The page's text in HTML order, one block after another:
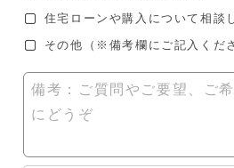
住宅ローンや購入について相談
その他
（※備考欄にご記入くだ
備考：ご質問やご要望、ご
にどうぞ